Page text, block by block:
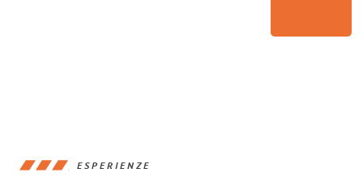
ESPERIENZE